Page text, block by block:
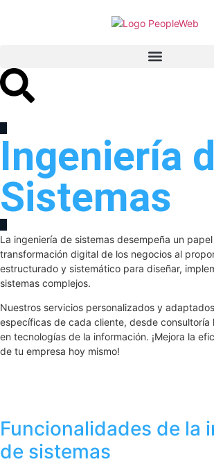
Ingeniería
Sistemas
La ingeniería de sistemas desempeña un
transformación digital de los negocios al
estructurado y sistemático para diseñar,
sistemas complejos.
Nuestros servicios personalizados y
específicas de cada cliente, desde consultoría
en tecnologías de la información. ¡Mejora la
de tu empresa hoy mismo!
Funcionalidades de la
de sistemas